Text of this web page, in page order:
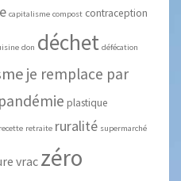
capitalisme compost contraception
don déchet défécation
je remplace par
pandémie plastique
recette retraite ruralité supermarché
vrac zéro